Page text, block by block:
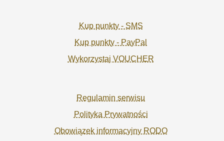
Kup punkty - SMS
Kup punkty - PayPal
Wykorzystaj VOUCHER
Regulamin serwisu
Polityka Prywatności
Obowiązek informacyjny RODO